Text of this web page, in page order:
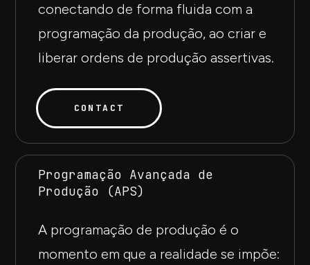
conectando de forma fluida com a
programação da produção, ao criar e
liberar ordens de produção assertivas.
CONTACT
Programação Avançada de
Produção (APS)
A programação de produção é o
momento em que a realidade se impõe: